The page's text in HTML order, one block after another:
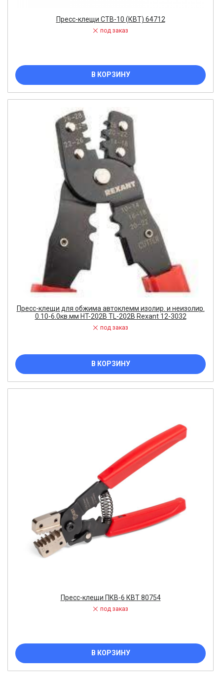
Пресс-клещи CTB-10 (КВТ) 64712
под заказ
В КОРЗИНУ
Пресс-клещи для обжима автоклемм изолир. и неизолир.
0.10-6.0кв.мм HT-202B TL-202B Rexant 12-3032
под заказ
В КОРЗИНУ
Пресс-клещи ПКВ-6 КВТ 80754
под заказ
В КОРЗИНУ